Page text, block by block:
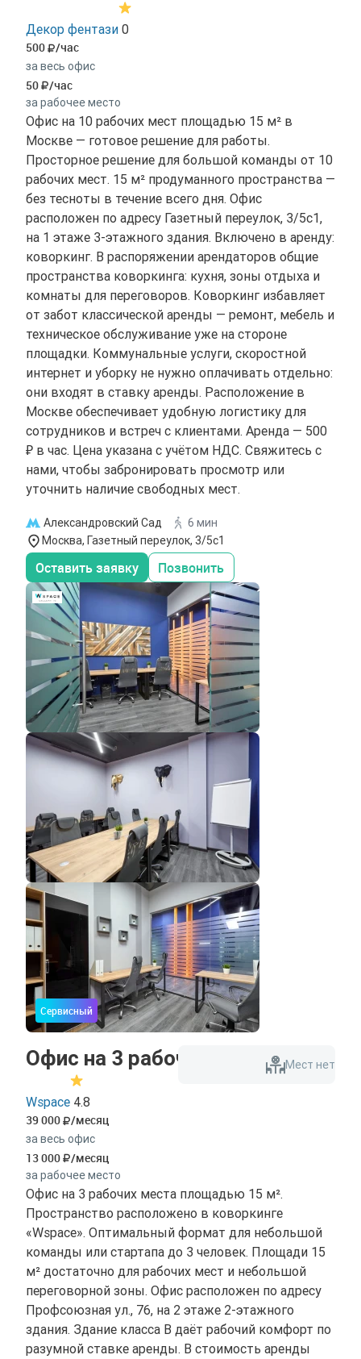
Декор фентази 0
500 /час
за весь офис
50 /час
за рабочее место
Офис на 10 рабочих мест площадью 15 м² в
Москве — готовое решение для работы.
Просторное решение для большой команды от 10
рабочих мест. 15 м² продуманного пространства —
без тесноты в течение всего дня. Офис
расположен по адресу Газетный переулок, 3/5с1,
на 1 этаже 3-этажного здания. Включено в аренду:
коворкинг. В распоряжении арендаторов общие
пространства коворкинга: кухня, зоны отдыха и
комнаты для переговоров. Коворкинг избавляет
от забот классической аренды — ремонт, мебель и
техническое обслуживание уже на стороне
площадки. Коммунальные услуги, скоростной
интернет и уборку не нужно оплачивать отдельно:
они входят в ставку аренды. Расположение в
Москве обеспечивает удобную логистику для
сотрудников и встреч с клиентами. Аренда — 500
₽ в час. Цена указана с учётом НДС. Свяжитесь с
нами, чтобы забронировать просмотр или
уточнить наличие свободных мест.
Александровский Сад
6 мин
Москва, Газетный переулок, 3/5с1
Оставить заявку Позвонить
Сервисный
Офис на 3 рабочих места
Wspace 4.8
39 000 /месяц
за весь офис
13 000 /месяц
за рабочее место
Офис на 3 рабочих места площадью 15 м².
Пространство расположено в коворкинге
«Wspace». Оптимальный формат для небольшой
команды или стартапа до 3 человек. Площади 15
м² достаточно для рабочих мест и небольшой
переговорной зоны. Офис расположен по адресу
Профсоюзная ул., 76, на 2 этаже 2-этажного
здания. Здание класса B даёт рабочий комфорт по
разумной ставке аренды. В стоимость аренды
Мест нет